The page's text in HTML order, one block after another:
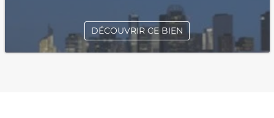
DÉCOUVRIR CE BIEN